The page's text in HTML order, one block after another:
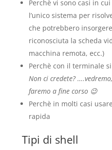
Perchè vi sono casi in
l’unico sistema per
che potrebbero
riconosciuta la scheda
macchina remota, ecc.)
Perchè con il terminale
Non ci credete?
faremo a fine corso 😉
Perchè in molti casi
rapida
Tipi di shell